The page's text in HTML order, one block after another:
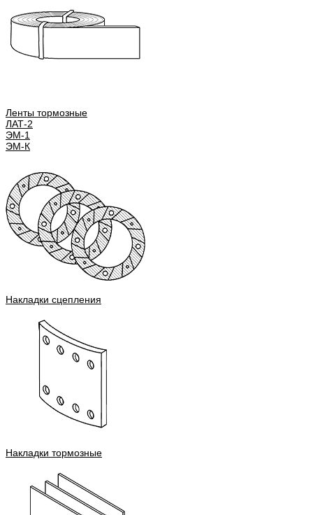
Ленты тормозные
ЛАТ-2
ЭМ-1
ЭМ-К
Накладки сцепления
Накладки тормозные